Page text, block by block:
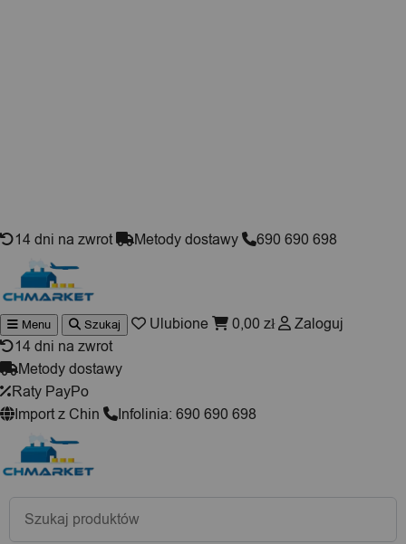
14 dni na zwrot Metody dostawy 690 690 698
Wyszukiwarka
produktów
Menu Szukaj Ulubione 0,00 zł
Zaloguj
14 dni na zwrot
Metody dostawy
Raty PayPo
Import z Chin
Infolinia: 690 690 698
Wyszukiwarka
produktów